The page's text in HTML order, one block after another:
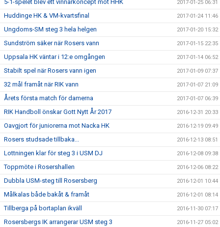
5-1-spelet blev ett vinnarkoncept mot HHK 2017-01-25 06:31
Huddinge HK & VM-kvartsfinal 2017-01-24 11:46
Ungdoms-SM steg 3 hela helgen 2017-01-20 15:32
Sundström säker när Rosers vann 2017-01-15 22:35
Uppsala HK väntar i 12:e omgången 2017-01-14 06:52
Stabilt spel när Rosers vann igen 2017-01-09 07:37
32 mål framåt när RIK vann 2017-01-07 21:09
Årets första match för damerna 2017-01-07 06:39
RIK Handboll önskar Gott Nytt År 2017 2016-12-31 20:33
Oavgjort för juniorerna mot Nacka HK 2016-12-19 09:49
Rosers studsade tillbaka... 2016-12-13 08:51
Lottningen klar för steg 3 i USM DJ 2016-12-08 09:38
Toppmöte i Rosershallen 2016-12-06 08:22
Dubbla USM-steg till Rosersberg 2016-12-01 10:44
Målkalas både bakåt & framåt 2016-12-01 08:14
Tillberga på bortaplan ikväll 2016-11-30 07:17
Rosersbergs IK arrangerar USM steg 3 2016-11-27 05:02